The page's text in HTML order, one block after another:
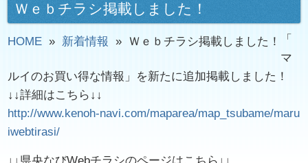
Ｗｅｂチラシ掲載しました！
HOME » 新着情報 » Ｗｅｂチラシ掲載しました！
「
マ
ルイのお買い得な情報」を新たに追加掲載しました！
↓↓詳細はこちら↓↓
http://www.kenoh-navi.com/maparea/map_tsubame/maru
iwebtirasi/
↓↓県央なびWebチラシのページはこちら↓↓